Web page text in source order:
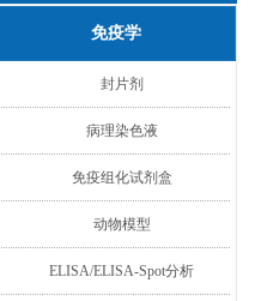
免疫学
封片剂
病理染色液
免疫组化试剂盒
动物模型
ELISA/ELISA-Spot分析